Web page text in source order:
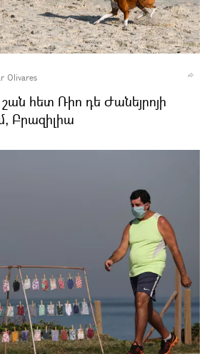
Olivares
հետ Ռիո դե Ժանեյրոյի
Բրազիլիա